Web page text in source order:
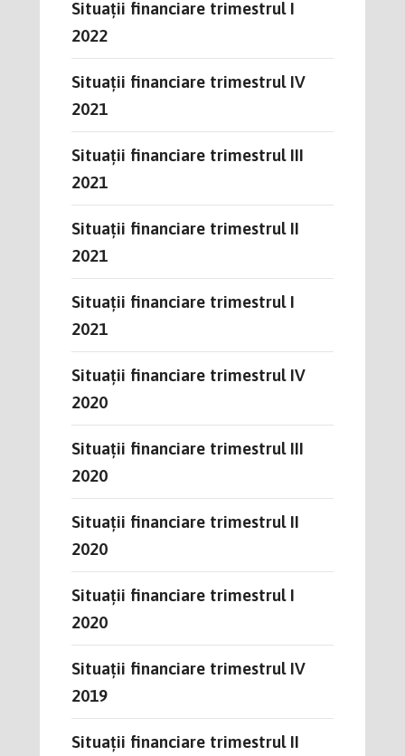
Situații financiare trimestrul I
2022
Situații financiare trimestrul IV
2021
Situații financiare trimestrul III
2021
Situații financiare trimestrul II
2021
Situații financiare trimestrul I
2021
Situații financiare trimestrul IV
2020
Situații financiare trimestrul III
2020
Situații financiare trimestrul II
2020
Situații financiare trimestrul I
2020
Situații financiare trimestrul IV
2019
Situații financiare trimestrul II